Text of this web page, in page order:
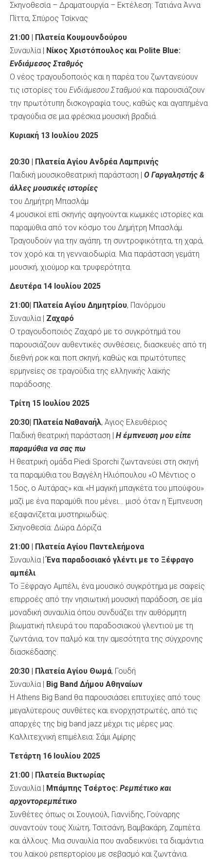
Σκηνοθεσία – Δραματουργία – Εκτέλεση: Τατιάνα Άννα
Πίττα, Σπύρος Τσίκνας
21:00 | Πλατεία Κουμουνδούρου
Συναυλία |
Νίκος Χριστόπουλος και Polite Blue:
Ενδιάμεσος Σταθμός
O νέος τραγουδοποιός και η παρέα του ζωντανεύουν
τις ιστορίες του Ενδιάμεσου Σταθμού και παρουσιάζουν
την πρωτότυπη δισκογραφία τους, καθώς και αγαπημένα
τραγούδια σε μια φρέσκια μουσική βραδιά.
Κυριακή 13 Ιουλίου 2025
20:30 | Πλατεία Αγίου Ανδρέα Λαμπρινής
Παιδική μουσικοθεατρική παράσταση | Ο Γαργαληστής &
άλλες μουσικές ιστορίες
του Δημήτρη Μπασλάμ
4 μουσικοί επί σκηνής αφηγούνται κωμικές ιστορίες και
παραμύθια από τον κόσμο του Δημήτρη Μπασλάμ.
Τραγουδούν για την αγάπη, τη συντροφικότητα, τη χαρά,
τον χορό και τη γενναιοδωρία. Μια παράσταση γεμάτη
μουσική, χιούμορ και τρυφερότητα.
Δευτέρα 14 Ιουλίου 2025
21:00| Πλατεία Αγίου Δημητρίου, Πανόρμου
Συναυλία | Ζαχαρό
Ο τραγουδοποιός Ζαχαρό με το συγκρότημά του
παρουσιάζουν αυθεντικές συνθέσεις, διασκευές από τη
διεθνή ροκ και ποπ σκηνή, καθώς και πρωτότυπες
ερμηνείες σε τραγούδια της ελληνικής λαϊκής
παράδοσης.
Τρίτη 15 Ιουλίου 2025
20:30| Πλατεία Ναθαναήλ, Άγιος Ελευθέριος
Παιδική θεατρική παράσταση |
Η έμπνευση μου είπε
παραμύθια να σας πω
Η θεατρική ομάδα Piedi Sporchi ζωντανεύει στη σκηνή
τα παραμύθια του Βαγγέλη Ηλιόπουλου «Ο Μέντιος ο
15ος, ο Αυτάρας» και «Η μαγική μπαγκέτα του μπούφου»
μαζί με ένα παραμύθι που μένει… μισό όταν η Έμπνευση
εξαφανίζεται μυστηριωδώς.
Σκηνοθεσία: Δώρα Δόριζα
21:00 | Πλατεία Αγίου Παντελεήμονα
Συναυλία | Ένα παραδοσιακό γλέντι με το Ξέφραγο
αμπέλι
Το Ξέφραγο Αμπέλι, ένα μουσικό συγκρότημα με σαφείς
επιρροές από την νησιωτική μουσική παράδοση, σε μία
μοναδική συναυλία όπου συνδυάζει την αυθόρμητη
βιωματική πλευρά του παραδοσιακού γλεντιού με τη
ζωντάνια, τον παλμό και την αμεσότητα της σύγχρονης
διασκέδασης.
20:30 | Πλατεία Αγίου Θωμά, Γουδή
Συναυλία |
Big Band Δήμου Αθηναίων
H Athens Big Band θα παρουσιάσει επιτυχίες από τους
μεγαλύτερους συνθέτες και ενορχηστρωτές, από τις
απαρχές της big band jazz μέχρι τις μέρες μας.
Καλλιτεχνική επιμέλεια: Σάμι Αμίρης
Τετάρτη 16 Ιουλίου 2025
21:00 | Πλατεία Βικτωρίας
Συναυλία |
Μπάμπης Τσέρτος: Ρεμπέτικο και
αρχοντορεμπέτικο
Συνθέτες όπως οι Σουγιούλ, Γιαννίδης, Γούναρης
συναντούν τους Χιώτη, Τσιτσάνη, Βαμβακάρη, Ζαμπέτα
και άλλους. Μια συναυλία που αναδεικνύει τα διαμάντια
του λαϊκού ρεπερτορίου με σεβασμό και ζωντάνια.